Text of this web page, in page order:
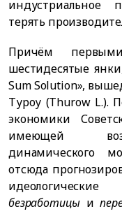
индустриальное
терять
Причём
шестидесятые
Sum Solution»,
Туроу (Thurow L.).
экономики
имеющей
динамического
отсюда
безработицы и